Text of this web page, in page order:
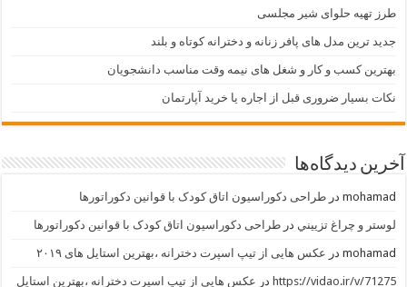
طرز تهیه حلوای شیر مجلسی
جدید ترین مدل های پافر زنانه و دخترانه کوتاه و بلند
بهترین کسب و کار و شغل های نیمه وقت مناسب دانشجویان
نکات بسیار ضروری قبل از اجاره یا خرید آپارتمان
آخرین دیدگاه‌ها
mohamad درطراحی دکوراسیون اتاق کودک با قوانین دکوراتورها
لوستر و چراغ تزييني درطراحی دکوراسیون اتاق کودک با قوانین دکوراتورها
mohamad در عکس هایی از تیپ اسپرت دخترانه ،بهترین استایل های ۲۰۱۹
https://vidao.ir/v/71275 در عکس هایی از تیپ اسپرت دخترانه ،بهترین استایل